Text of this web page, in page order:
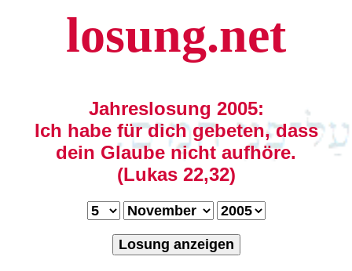
losung.net
Jahreslosung 2005:
Ich habe für dich gebeten, dass
dein Glaube nicht aufhöre.
(Lukas 22,32)
Losung anzeigen